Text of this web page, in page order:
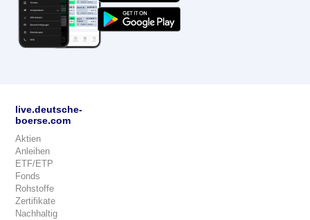
live.deutsche-
boerse.com
Aktien
Anleihen
ETF/ETP
Fonds
Rohstoffe
Zertifikate
Nachhaltig